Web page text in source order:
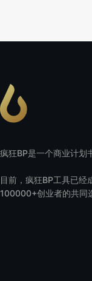
疯狂BP是一个商业计划
目前，疯狂BP工具已经
100000+创业者的共同